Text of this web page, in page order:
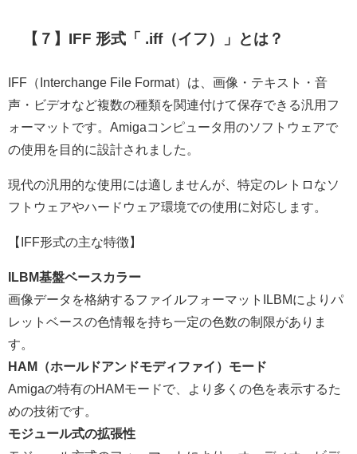
【７】IFF 形式「 .iff（イフ）」とは？
IFF（Interchange File Format）は、画像・テキスト・音
声・ビデオなど複数の種類を関連付けて保存できる汎用フ
ォーマットです。Amigaコンピュータ用のソフトウェアで
の使用を目的に設計されました。
現代の汎用的な使用には適しませんが、特定のレトロなソ
フトウェアやハードウェア環境での使用に対応します。
【IFF形式の主な特徴】
ILBM基盤ベースカラー
画像データを格納するファイルフォーマットILBMによりパ
レットベースの色情報を持ち一定の色数の制限がありま
す。
HAM（ホールドアンドモディファイ）モード
Amigaの特有のHAMモードで、より多くの色を表示するた
めの技術です。
モジュール式の拡張性